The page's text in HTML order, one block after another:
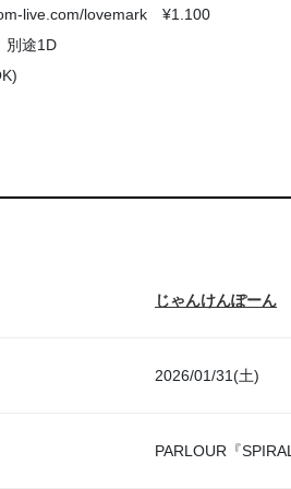
live.com/lovemark ¥1.100
別途1D
じゃんけんぽーん
2026/01/31(土)
PARLOUR『